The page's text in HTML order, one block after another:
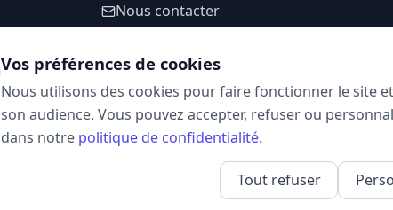
Nous contacter
SUIVEZ-NOUS
Vos préférences de cookies
Nous utilisons des cookies pour faire fonctionner le site
son audience. Vous pouvez accepter, refuser ou
dans notre politique de confidentialité.
Tout refuser